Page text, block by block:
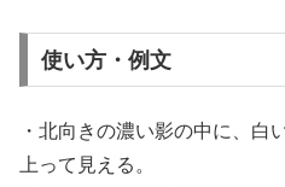
使い方・例文
・北向きの濃い影の中に、白
上って見える。